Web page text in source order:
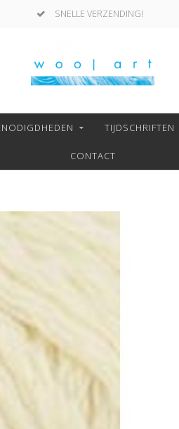
SNELLE VERZENDING!
TIJDSCHRIFTEN
CONTACT